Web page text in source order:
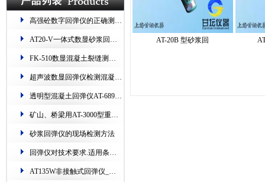
高强砼数字回弹仪的正确测量步骤
​AT20-V一体式数显砂浆回弹仪 测烧砖​​ 读数双显
FK-510数显混凝土裂缝测试仪(专测​桥梁、隧道、路面​)
超声波数显回弹仪​​检测混凝土​技术规程​
透明型混凝土回弹仪AT-689.测强范围:10-60Mpa
矿山、桥梁用​AT-3000型重型回弹仪.精度高、耐磨损​
砂浆回弹仪的现场检测方法
回弹仪对技术要求.适用条件​​.保养方法​
AT135W非接触式回弹仪​_红外无线连接.支持货场打印
AT-20B 型砂浆回